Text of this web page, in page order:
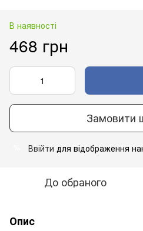
В наявності
468 грн
Замовити
Ввійти для відображення
До обраного
Опис